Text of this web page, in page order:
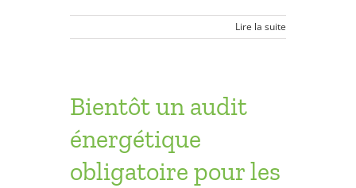
Lire la suite
Bientôt un audit
énergétique
obligatoire pour les